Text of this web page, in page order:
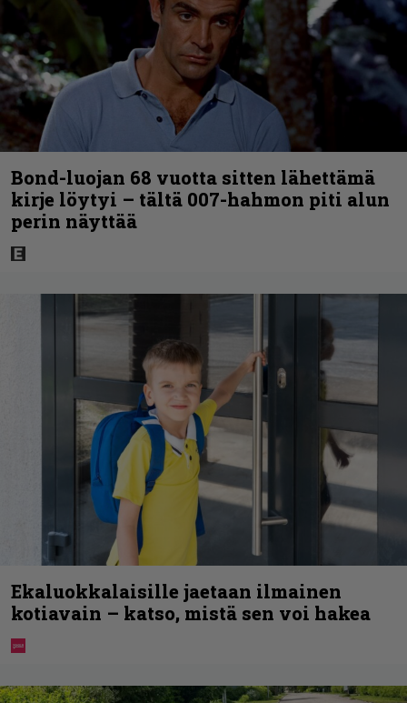
Bond-luojan 68 vuotta sitten lähettämä
kirje löytyi – tältä 007-hahmon piti alun
perin näyttää
Ekaluokkalaisille jaetaan ilmainen
kotiavain – katso, mistä sen voi hakea